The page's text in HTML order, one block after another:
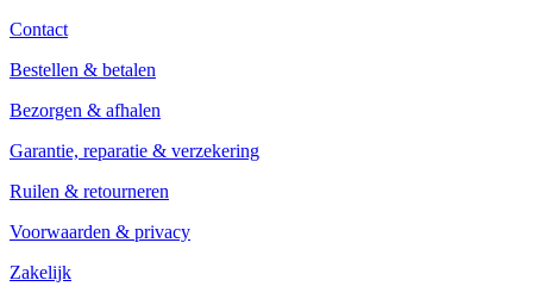
Contact
Bestellen & betalen
Bezorgen & afhalen
Garantie, reparatie & verzekering
Ruilen & retourneren
Voorwaarden & privacy
Zakelijk